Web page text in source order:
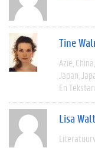
Tine
Azië China
Japan
En
Lisa